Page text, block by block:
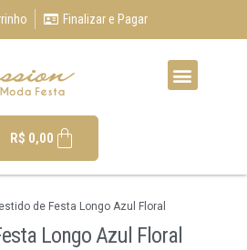
Finalizar e Pagar
R$ 0,00
de Festa Longo Azul Floral
Longo Azul Floral